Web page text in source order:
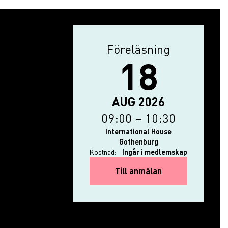
Aktivitetstyp
Föreläsning
Evenemanget börjar: 18
The event ends on: 18
18
AUG 2026
09:00 – 10:30
International House
Gothenburg
Kostnad:
Ingår i medlemskap
Till anmälan